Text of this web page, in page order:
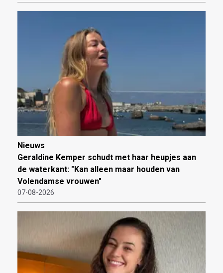
Nieuws
Geraldine Kemper schudt met haar heupjes aan
de waterkant: "Kan alleen maar houden van
Volendamse vrouwen"
07-08-2026